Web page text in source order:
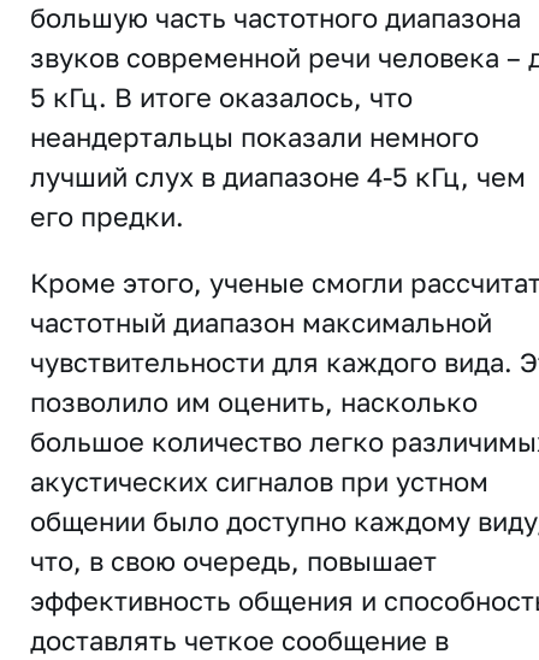
большую часть частотного диапазона
звуков современной речи человека –
5 кГц. В итоге оказалось, что
неандертальцы показали немного
лучший слух в диапазоне 4-5 кГц, чем
его предки.
Кроме этого, ученые смогли
частотный диапазон максимальной
чувствительности для каждого вида.
позволило им оценить, насколько
большое количество легко
акустических сигналов при устном
общении было доступно каждому
что, в свою очередь, повышает
эффективность общения и
доставлять четкое сообщение в